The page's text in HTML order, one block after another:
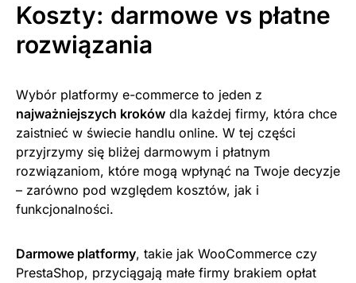
Koszty: darmowe vs płatne
rozwiązania
Wybór platformy e-commerce to jeden z
najważniejszych kroków dla każdej firmy, która chce
zaistnieć w świecie handlu online. W tej części
przyjrzymy się bliżej darmowym i płatnym
rozwiązaniom, które mogą wpłynąć na Twoje decyzje
– zarówno pod względem kosztów, jak i
funkcjonalności.
Darmowe platformy, takie jak WooCommerce czy
PrestaShop, przyciągają małe firmy brakiem opłat